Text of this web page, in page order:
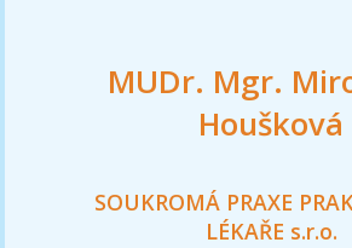
MUDr. Mgr.
Houšková
SOUKROMÁ PRAXE
LÉKAŘE s.r.o.